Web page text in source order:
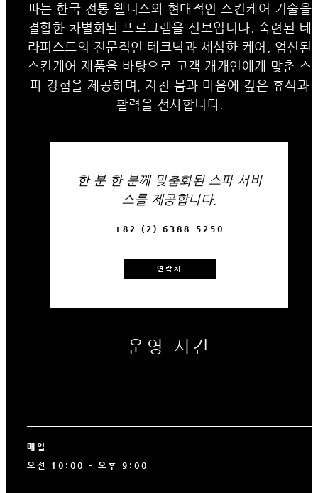
파는 한국 전통 웰니스와 현대적인 스킨케어 기술을
결합한 차별화된 프로그램을 선보입니다. 숙련된 테
라피스트의 전문적인 테크닉과 세심한 케어, 엄선된
스킨케어 제품을 바탕으로 고객 개개인에게 맞춘 스
파 경험을 제공하며, 지친 몸과 마음에 깊은 휴식과
활력을 선사합니다.
한 분 한 분께 맞춤화된 스파 서비
스를 제공합니다.
+82 (2) 6388-5250
연락처
운영 시간
매일
오전 10:00 - 오후 9:00